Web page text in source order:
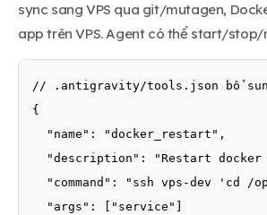
sync sang VPS qua git/mutagen,
app trên VPS. Agent có thể start/
// .antigravity/tools.json bổ
{
  "name": "docker_restart",
"description": "Restart docker
"command": "ssh vps-dev 'cd /
  "args": ["service"]